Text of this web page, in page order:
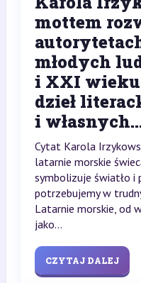
mottem
młodych
i XXI wieku.
dzieł
i
Cytat Karola
latarnie morskie
symbolizuje światło i
potrzebujemy w
Latarnie morskie, od
jako...
CZYTAJ DALEJ